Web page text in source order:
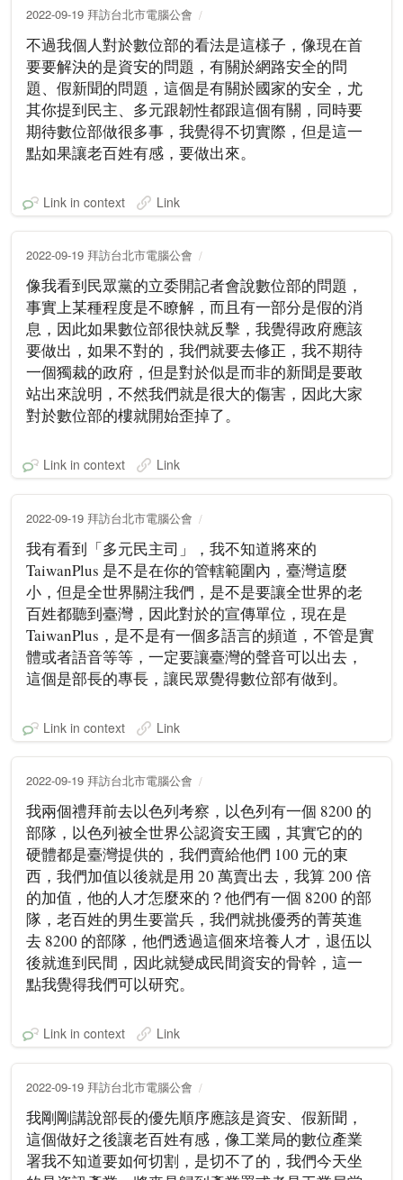
2022-09-19 拜訪台北市電腦公會
不過我個人對於數位部的看法是這樣子，像現在首
要要解決的是資安的問題，有關於網路安全的問
題、假新聞的問題，這個是有關於國家的安全，尤
其你提到民主、多元跟韌性都跟這個有關，同時要
期待數位部做很多事，我覺得不切實際，但是這一
點如果讓老百姓有感，要做出來。
Link in context Link
2022-09-19 拜訪台北市電腦公會
像我看到民眾黨的立委開記者會說數位部的問題，
事實上某種程度是不瞭解，而且有一部分是假的消
息，因此如果數位部很快就反擊，我覺得政府應該
要做出，如果不對的，我們就要去修正，我不期待
一個獨裁的政府，但是對於似是而非的新聞是要敢
站出來說明，不然我們就是很大的傷害，因此大家
對於數位部的樓就開始歪掉了。
Link in context Link
2022-09-19 拜訪台北市電腦公會
我有看到「多元民主司」，我不知道將來的
TaiwanPlus 是不是在你的管轄範圍內，臺灣這麼
小，但是全世界關注我們，是不是要讓全世界的老
百姓都聽到臺灣，因此對於的宣傳單位，現在是
TaiwanPlus，是不是有一個多語言的頻道，不管是實
體或者語音等等，一定要讓臺灣的聲音可以出去，
這個是部長的專長，讓民眾覺得數位部有做到。
Link in context Link
2022-09-19 拜訪台北市電腦公會
我兩個禮拜前去以色列考察，以色列有一個 8200 的
部隊，以色列被全世界公認資安王國，其實它的的
硬體都是臺灣提供的，我們賣給他們 100 元的東
西，我們加值以後就是用 20 萬賣出去，我算 200 倍
的加值，他的人才怎麼來的？他們有一個 8200 的部
隊，老百姓的男生要當兵，我們就挑優秀的菁英進
去 8200 的部隊，他們透過這個來培養人才，退伍以
後就進到民間，因此就變成民間資安的骨幹，這一
點我覺得我們可以研究。
Link in context Link
2022-09-19 拜訪台北市電腦公會
我剛剛講說部長的優先順序應該是資安、假新聞，
這個做好之後讓老百姓有感，像工業局的數位產業
署我不知道要如何切割，是切不了的，我們今天坐